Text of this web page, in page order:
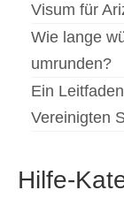
Visum für
Wie lange
umrunden?
Ein
Vereinigten
Hilfe-